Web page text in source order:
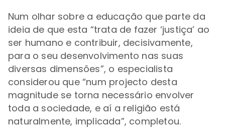
Num olhar sobre a educação que parte da
ideia de que esta “trata de fazer ‘justiça’ ao
ser humano e contribuir, decisivamente,
para o seu desenvolvimento nas suas
diversas dimensões”, o especialista
considerou que “num projecto desta
magnitude se torna necessário envolver
toda a sociedade, e aí a religião está
naturalmente, implicada”, completou.